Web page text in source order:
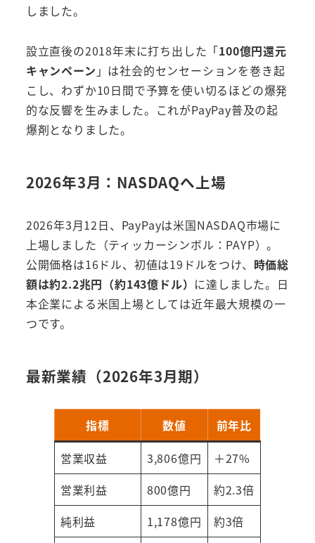
しました。
設立直後の2018年末に打ち出した「100億円還元
キャンペーン 」は社会的センセーションを巻き起
こし、わずか10日間で予算を使い切るほどの爆発
的な反響を生みました。これがPayPay普及の起
爆剤となりました。
2026年3月：NASDAQへ上場
2026年3月12日、PayPayは米国NASDAQ市場に
上場しました（ティッカーシンボル：PAYP）。
公開価格は16ドル、初値は19ドルをつけ、 時価総
額は約2.2兆円（約143億ドル） に達しました。日
本企業による米国上場としては近年最大規模の一
つです。
最新業績（2026年3月期）
指標 数値
前年比
営業収益
3,806億円
＋27%
営業利益
800億円
約2.3倍
純利益
1,178億円
約3倍